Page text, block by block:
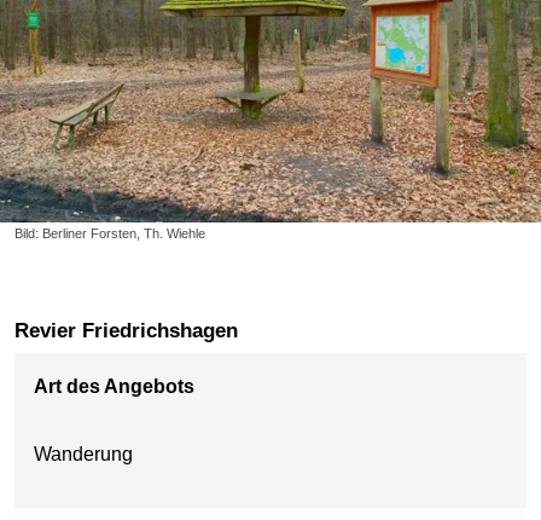
Bild: Berliner Forsten, Th. Wiehle
Revier Friedrichshagen
Art des Angebots
Wanderung